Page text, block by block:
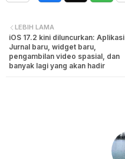
LEBIH LAMA
iOS 17.2 kini diluncurkan: Aplikasi
Jurnal baru, widget baru,
pengambilan video spasial, dan
banyak lagi yang akan hadir